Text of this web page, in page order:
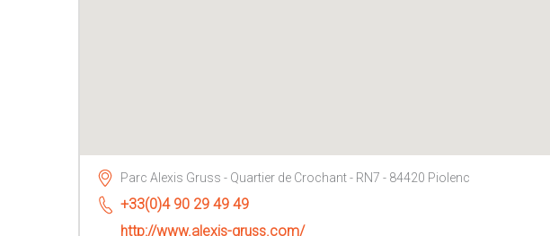
Parc Alexis Gruss - Quartier de Crochant - RN7 - 84420 Piolenc
+33(0)4 90 29 49 49
http://www.alexis-gruss.com/